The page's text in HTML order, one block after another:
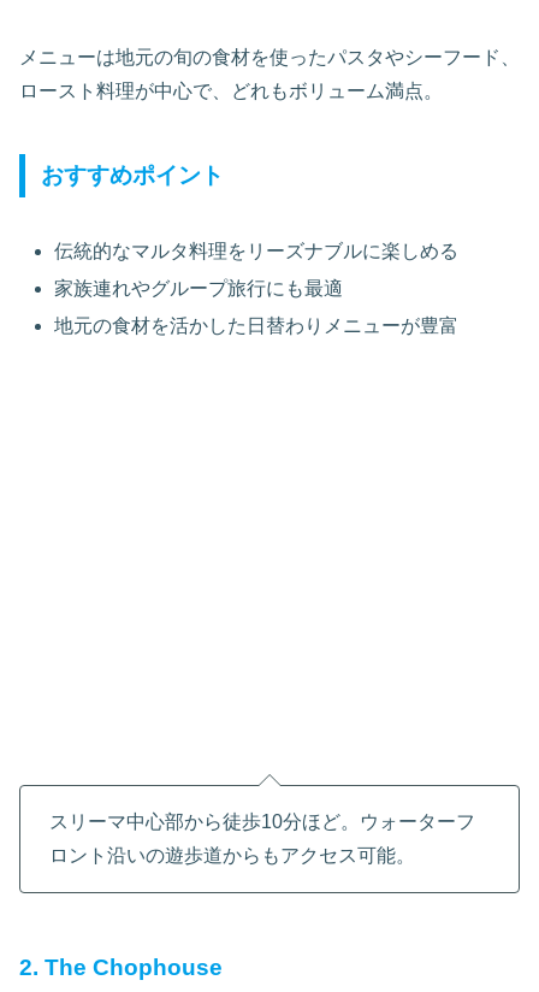
メニューは地元の旬の食材を使ったパスタやシーフード、
ロースト料理が中心で、どれもボリューム満点。
おすすめポイント
伝統的なマルタ料理をリーズナブルに楽しめる
家族連れやグループ旅行にも最適
地元の食材を活かした日替わりメニューが豊富
スリーマ中心部から徒歩10分ほど。ウォーターフ
ロント沿いの遊歩道からもアクセス可能。
2. The Chophouse